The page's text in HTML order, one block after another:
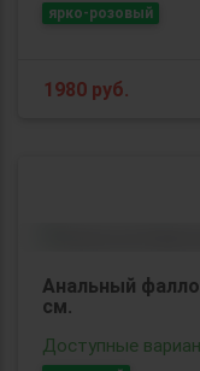
ярко-розовый
1980 руб.
Анальный
см.
Доступные